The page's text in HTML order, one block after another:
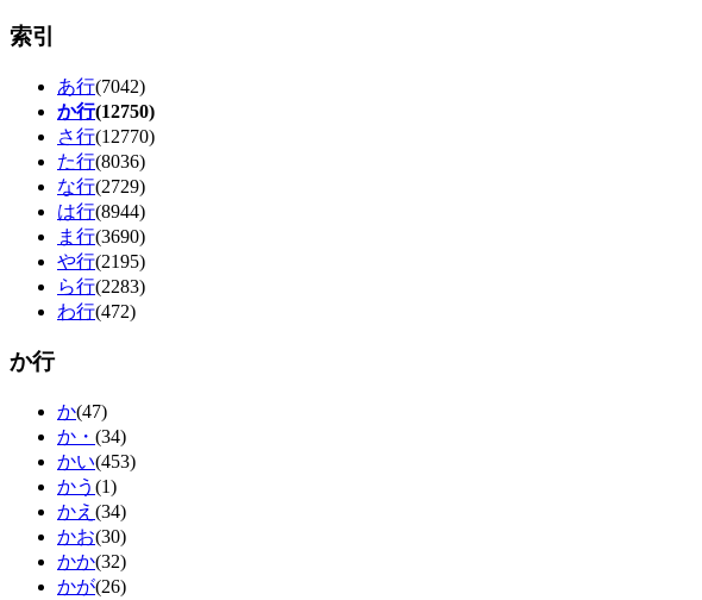
索引
あ行(7042)
か行(12750)
さ行(12770)
た行(8036)
な行(2729)
は行(8944)
ま行(3690)
や行(2195)
ら行(2283)
わ行(472)
か行
か(47)
か・ (34)
かい(453)
かう (1)
かえ (34)
かお(30)
かか(32)
かが(26)